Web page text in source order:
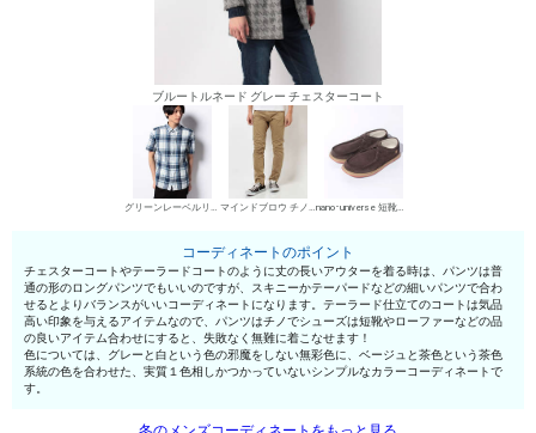
ブルートルネード グレー チェスターコート
グリーンレーベルリラクシング シャツ マインドブロウ チノパン・綿パン nano･universe 短靴・レザーシューズ
コーディネートのポイント
チェスターコートやテーラードコートのように丈の長いアウターを着る時は、パンツは普
通の形のロングパンツでもいいのですが、スキニーかテーパードなどの細いパンツで合わ
せるとよりバランスがいいコーディネートになります。テーラード仕立てのコートは気品
高い印象を与えるアイテムなので、パンツはチノでシューズは短靴やローファーなどの品
の良いアイテム合わせにすると、失敗なく無難に着こなせます！
色については、グレーと白という色の邪魔をしない無彩色に、ベージュと茶色という茶色
系統の色を合わせた、実質１色相しかつかっていないシンプルなカラーコーディネートで
す。